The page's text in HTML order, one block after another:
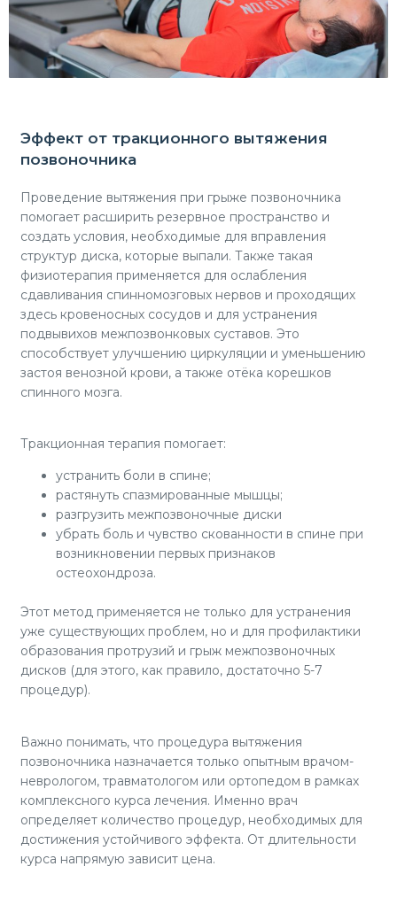
Эффект от тракционного вытяжения
позвоночника
Проведение вытяжения при грыже позвоночника
помогает расширить резервное пространство и
создать условия, необходимые для вправления
структур диска, которые выпали. Также такая
физиотерапия применяется для ослабления
сдавливания спинномозговых нервов и проходящих
здесь кровеносных сосудов и для устранения
подвывихов межпозвонковых суставов. Это
способствует улучшению циркуляции и уменьшению
застоя венозной крови, а также отёка корешков
спинного мозга.
Тракционная терапия помогает:
устранить боли в спине;
растянуть спазмированные мышцы;
разгрузить межпозвоночные диски
убрать боль и чувство скованности в спине при
возникновении первых признаков
остеохондроза.
Этот метод применяется не только для устранения
уже существующих проблем, но и для профилактики
образования протрузий и грыж межпозвоночных
дисков (для этого, как правило, достаточно 5-7
процедур).
Важно понимать, что процедура вытяжения
позвоночника назначается только опытным врачом-
неврологом, травматологом или ортопедом в рамках
комплексного курса лечения. Именно врач
определяет количество процедур, необходимых для
достижения устойчивого эффекта. От длительности
курса напрямую зависит цена.